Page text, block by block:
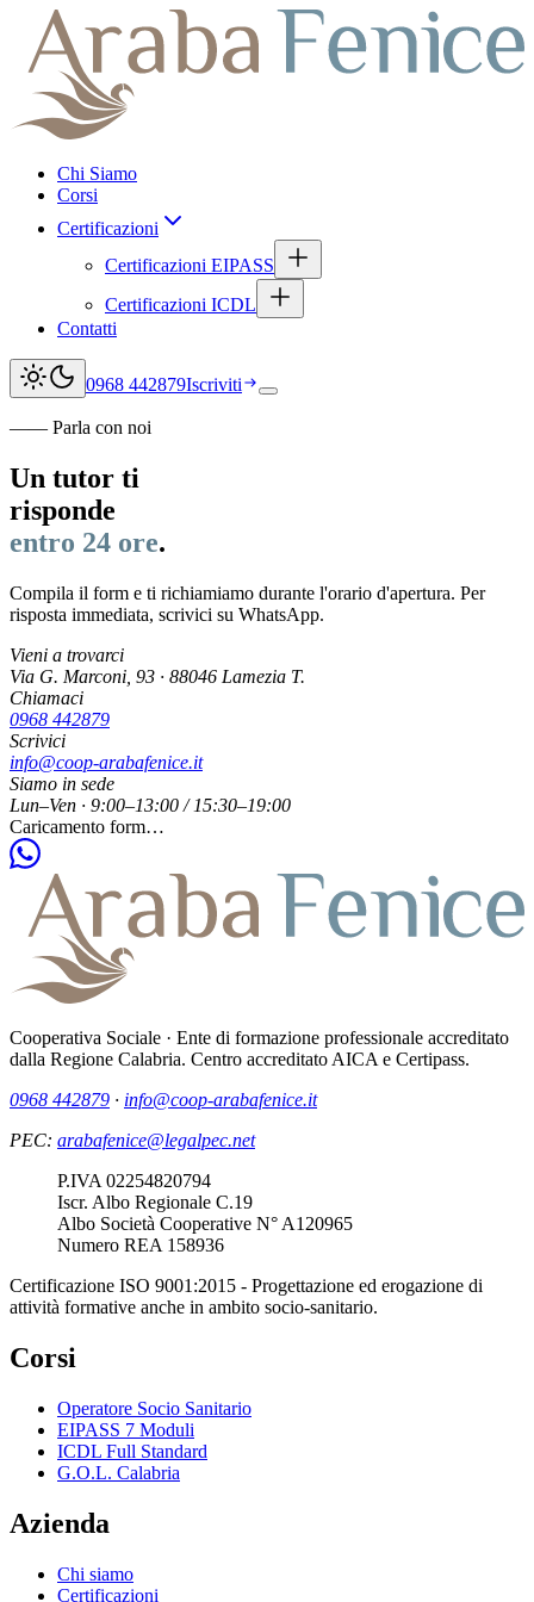
Chi Siamo
Corsi
Certificazioni
Certificazioni EIPASS
Certificazioni ICDL
Contatti
0968 442879Iscriviti
Apri menu
—— Parla con noi
Un tutor ti
risponde
entro 24 ore.
Compila il form e ti richiamiamo durante l'orario d'apertura. Per
risposta immediata, scrivici su WhatsApp.
Vieni a trovarci
Via G. Marconi, 93 · 88046 Lamezia T.
Chiamaci
0968 442879
Scrivici
info@coop-arabafenice.it
Siamo in sede
Lun–Ven · 9:00–13:00 / 15:30–19:00
Caricamento form…
Cooperativa Sociale Araba Fenice
Cooperativa Sociale · Ente di formazione professionale accreditato
dalla Regione Calabria. Centro accreditato AICA e Certipass.
0968 442879 · info@coop-arabafenice.it
PEC: arabafenice@legalpec.net
Dato societario
P.IVA 02254820794
Dato societario
Iscr. Albo Regionale C.19
Dato societario
Albo Società Cooperative N° A120965
Dato societario
Numero REA 158936
Certificazione ISO 9001:2015 - Progettazione ed erogazione di
attività formative anche in ambito socio-sanitario.
Corsi
Operatore Socio Sanitario
EIPASS 7 Moduli
ICDL Full Standard
G.O.L. Calabria
Azienda
Chi siamo
Certificazioni